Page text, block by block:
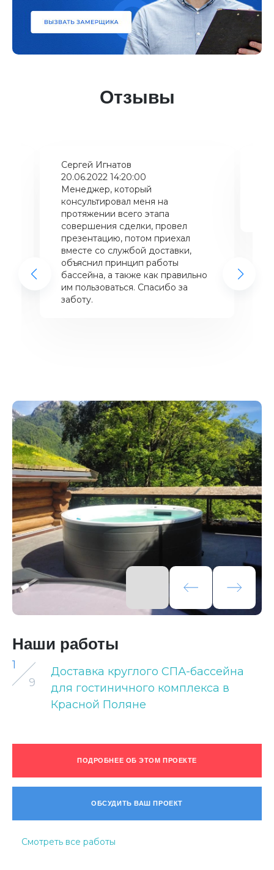
Отзывы
Сергей Игнатов
20.06.2022 14:20:00
Менеджер, который
консультировал меня на
протяжении всего этапа
совершения сделки, провел
презентацию, потом приехал
вместе со службой доставки,
объяснил принцип работы
бассейна, а также как правильно
им пользоваться. Спасибо за
заботу.
Наши работы
1
9
Доставка круглого СПА-бассейна
для гостиничного комплекса в
Красной Поляне
ПОДРОБНЕЕ ОБ ЭТОМ ПРОЕКТЕ
ОБСУДИТЬ ВАШ ПРОЕКТ
Смотреть все работы